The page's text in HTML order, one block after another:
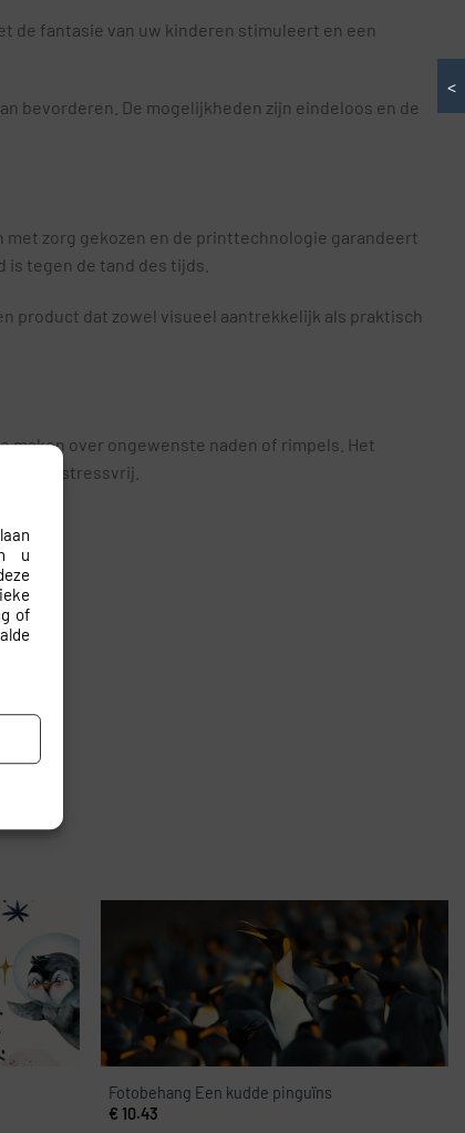
u
of
de fantasie van uw kinderen stimuleert en een
bevorderen. De mogelijkheden zijn eindeloos en de
zorg gekozen en de printtechnologie garandeert
tegen de tand des tijds.
product dat zowel visueel aantrekkelijk als praktisch
maken over ongewenste naden of rimpels. Het
en stressvrij.
Fotobehang Een kudde pinguïns
€ 10.43
<